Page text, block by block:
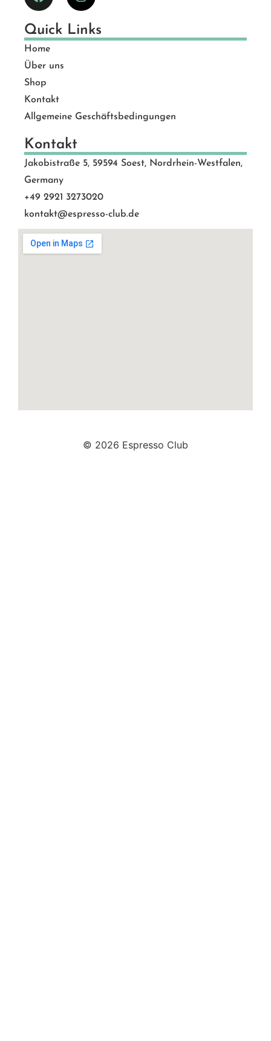
Quick Links
Home
Über uns
Shop
Kontakt
Allgemeine Geschäftsbedingungen
Kontakt
Jakobistraße 5, 59594 Soest, Nordrhein-Westfalen,
Germany
+49 2921 3273020
kontakt@espresso-club.de
© 2026 Espresso Club